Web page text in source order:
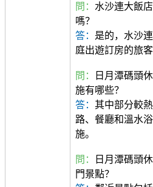
問： 水沙連大飯
嗎？
答： 是的，水沙
庭出遊訂房的旅客
問：
日月潭碼頭
施有哪些？
答： 其中部分較
路、餐廳和溫水
施。
問：
日月潭碼頭
門景點？